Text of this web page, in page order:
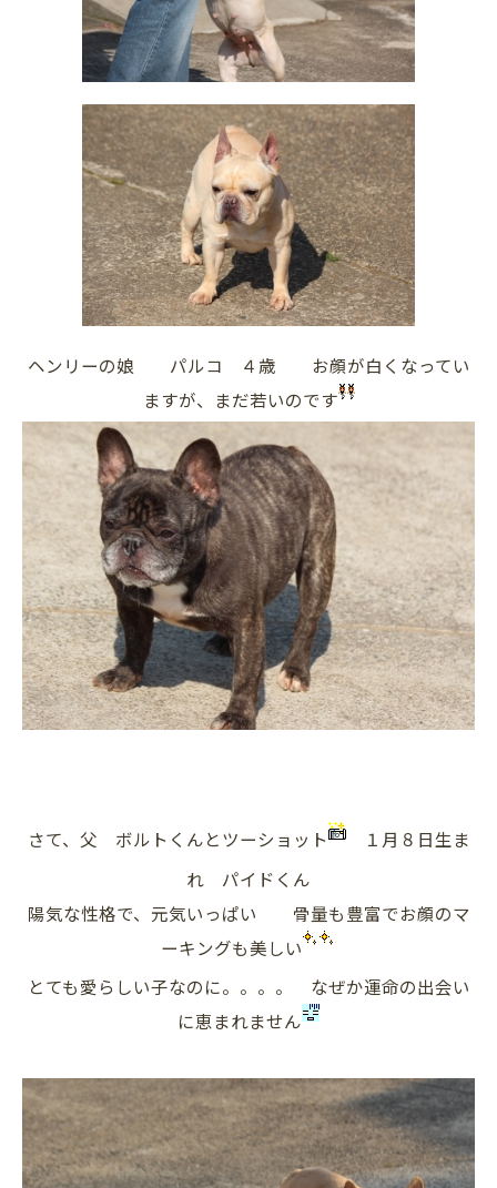
ヘンリーの娘 パルコ ４歳 お顔が白くなってい
ますが、まだ若いのです
さて、父 ボルトくんとツーショット
１月８日生ま
れ パイドくん
陽気な性格で、元気いっぱい 骨量も豊富でお顔のマ
ーキングも美しい
とても愛らしい子なのに。。。。 なぜか運命の出会い
に恵まれません